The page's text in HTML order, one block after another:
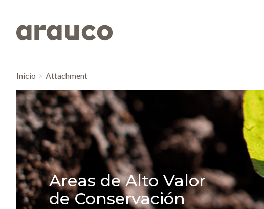
Inicio Attachment
Areas de Alto Valor
de Conservación